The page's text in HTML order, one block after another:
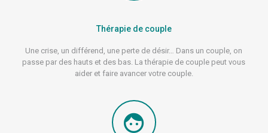
Thérapie de couple
Une crise, un différend, une perte de désir… Dans un couple, on
passe par des hauts et des bas. La thérapie de couple peut vous
aider et faire avancer votre couple.